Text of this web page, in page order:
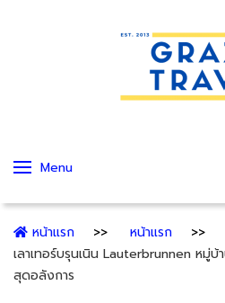
Menu
หน้าแรก หน้าแรก
เลาเทอร์บรุนเนิน Lauterbrunnen หมู่
สุดอลังการ